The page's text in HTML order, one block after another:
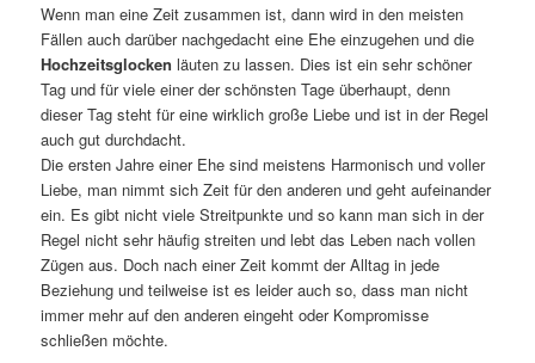
Wenn man eine Zeit zusammen ist, dann wird in den meisten
Fällen auch darüber nachgedacht eine Ehe einzugehen und die
Hochzeitsglocken läuten zu lassen. Dies ist ein sehr schöner
Tag und für viele einer der schönsten Tage überhaupt, denn
dieser Tag steht für eine wirklich große Liebe und ist in der Regel
auch gut durchdacht.
Die ersten Jahre einer Ehe sind meistens Harmonisch und voller
Liebe, man nimmt sich Zeit für den anderen und geht aufeinander
ein. Es gibt nicht viele Streitpunkte und so kann man sich in der
Regel nicht sehr häufig streiten und lebt das Leben nach vollen
Zügen aus. Doch nach einer Zeit kommt der Alltag in jede
Beziehung und teilweise ist es leider auch so, dass man nicht
immer mehr auf den anderen eingeht oder Kompromisse
schließen möchte.